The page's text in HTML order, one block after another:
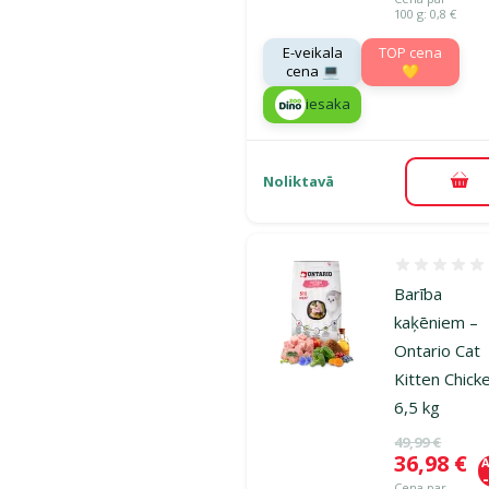
100 g: 0,8 €
E-veikala
cena 💻
TOP cena
💛
iesaka
Noliktavā
Barība
kaķēniem –
Ontario Cat
Kitten
6,5 kg
Oriģinālā
49,99 €
Cena
36,98 €